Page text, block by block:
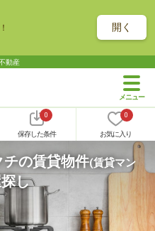
開く
動産
0
保存した条件
0
お気に入り
の賃貸物件(賃貸マン
し